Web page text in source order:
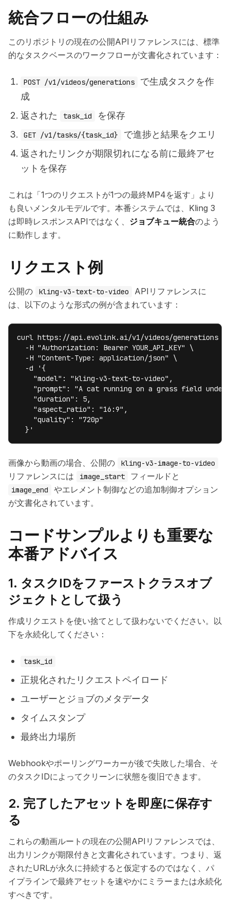
統合フローの仕組み
このリポジトリの現在の公開APIリファレンスには、標準
的なタスクベースのワークフローが文書化されています：
POST /v1/videos/generations
で生成タスクを作
成
返された
task_id を保存
GET /v1/tasks/{task_id}
で進捗と結果をクエリ
返されたリンクが期限切れになる前に最終アセ
ットを保存
これは「1つのリクエストが1つの最終MP4を返す」より
も良いメンタルモデルです。本番システムでは、Kling 3
は即時レスポンスAPIではなく、 ジョブキュー統合のよう
に動作します。
リクエスト例
公開の kling-v3-text-to-video
APIリファレンスに
は、以下のような形式の例が含まれています：
curl https://api.evolink.ai/v1/videos/generations \
  -H "Authorization: Bearer YOUR_API_KEY" \
  -H "Content-Type: application/json" \
  -d '{
    "model": "kling-v3-text-to-video",
"prompt": "A cat running on a grass field under
    "duration": 5,
    "aspect_ratio": "16:9",
    "quality": "720p"
  }'
画像から動画の場合、公開の kling-v3-image-to-video
リファレンスには image_start フィールドと
image_end
やエレメント制御などの追加制御オプション
が文書化されています。
コードサンプルよりも重要な
本番アドバイス
1. タスクIDをファーストクラスオブ
ジェクトとして扱う
作成リクエストを使い捨てとして扱わないでください。以
下を永続化してください：
task_id
正規化されたリクエストペイロード
ユーザーとジョブのメタデータ
タイムスタンプ
最終出力場所
Webhookやポーリングワーカーが後で失敗した場合、そ
のタスクIDによってクリーンに状態を復旧できます。
2. 完了したアセットを即座に保存す
る
これらの動画ルートの現在の公開APIリファレンスでは、
出力リンクが期限付きと文書化されています。つまり、返
されたURLが永久に持続すると仮定するのではなく、パ
イプラインで最終アセットを速やかにミラーまたは永続化
すべきです。